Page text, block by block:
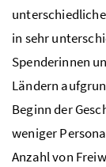
in sehr
Spenderinnen
Ländern
Beginn der
weniger
Anzahl von